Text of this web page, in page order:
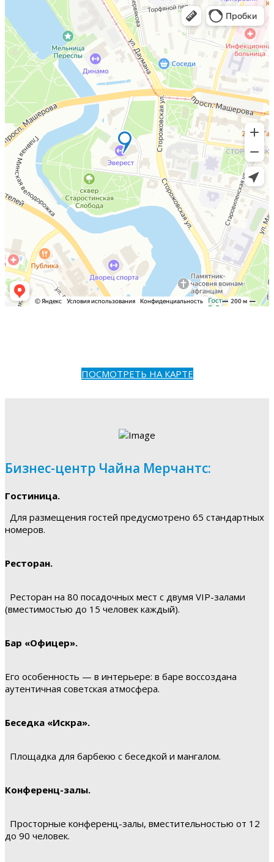
ПОСМОТРЕТЬ НА КАРТЕ
Бизнес-центр Чайна Мерчантс:
Гостиница.
Для размещения гостей предусмотрено 65 стандартных
номеров.
Ресторан.
Ресторан на 80 посадочных мест с двумя VIP-залами
(вместимостью до 15 человек каждый).
Бар «Офицер».
Его особенность — в интерьере: в баре воссоздана
аутентичная советская атмосфера.
Беседка «Искра».
Площадка для барбекю с беседкой и мангалом.
Конференц-залы.
Просторные конференц-залы, вместительностью от 12
до 90 человек.